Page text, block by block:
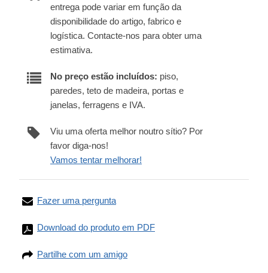
entrega pode variar em função da
disponibilidade do artigo, fabrico e
logística. Contacte-nos para obter uma
estimativa.
No preço estão incluídos: piso,
paredes, teto de madeira, portas e
janelas, ferragens e IVA.
Viu uma oferta melhor noutro sítio? Por
favor diga-nos!
Vamos tentar melhorar!
Fazer uma pergunta
Download do produto em PDF
Partilhe com um amigo